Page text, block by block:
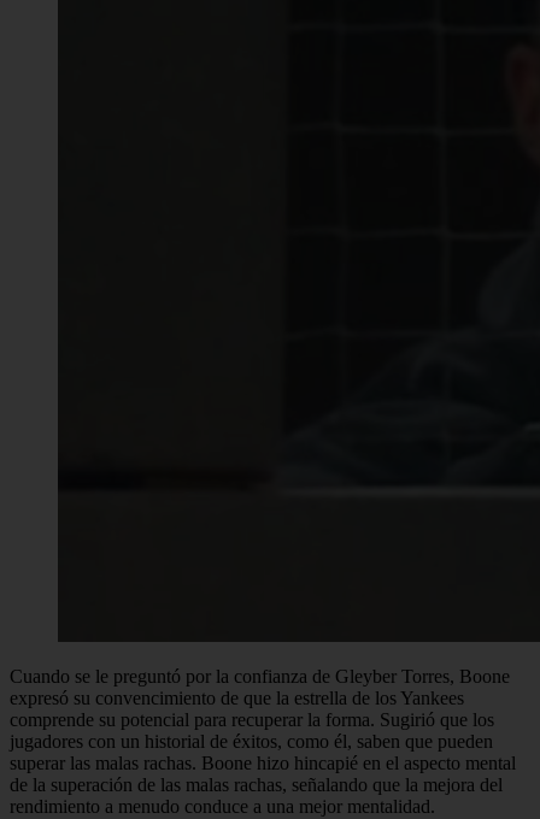
Cuando se le preguntó por la confianza de Gleyber Torres, Boone
expresó su convencimiento de que la estrella de los Yankees
comprende su potencial para recuperar la forma. Sugirió que los
jugadores con un historial de éxitos, como él, saben que pueden
superar las malas rachas. Boone hizo hincapié en el aspecto mental
de la superación de las malas rachas, señalando que la mejora del
rendimiento a menudo conduce a una mejor mentalidad.